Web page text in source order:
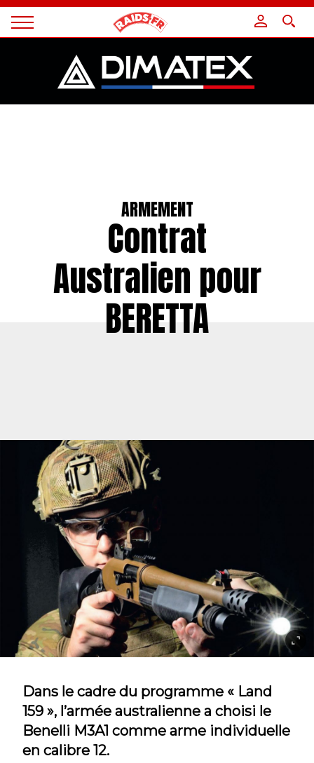
Magazine
ARMEMENT
Contrat
Australien pour
BERETTA
Dans le cadre du programme « Land
159 », l’armée australienne a choisi le
Benelli M3A1 comme arme individuelle
en calibre 12.
Panneau de gestion des cookies